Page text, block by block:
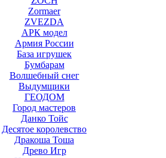
Zormaer
ZVEZDA
АРК модел
Армия России
База игрушек
Бумбарам
Волшебный снег
Выдумщики
ГЕОДОМ
Город мастеров
Данко Тойс
Десятое королевство
Дракоша Тоша
Древо Игр